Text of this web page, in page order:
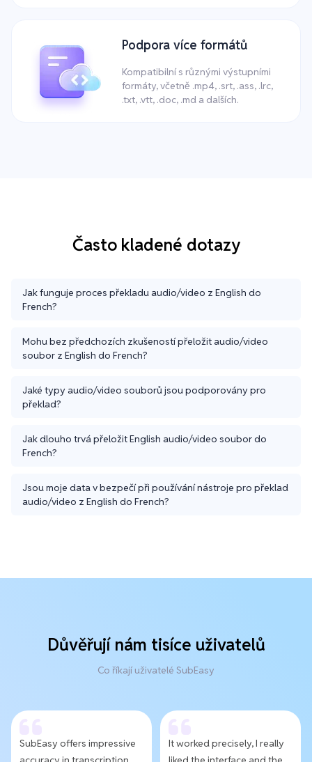
Podpora více formátů
Kompatibilní s různými výstupními
formáty, včetně .mp4, .srt, .ass, .lrc,
.txt, .vtt, .doc, .md a dalších.
Často kladené dotazy
Jak funguje proces překladu audio/video z English do
French?
Mohu bez předchozích zkušeností přeložit audio/video
soubor z English do French?
Jaké typy audio/video souborů jsou podporovány pro
překlad?
Jak dlouho trvá přeložit English audio/video soubor do
French?
Jsou moje data v bezpečí při používání nástroje pro překlad
audio/video z English do French?
Důvěřují nám tisíce uživatelů
Co říkají uživatelé SubEasy
SubEasy offers impressive
It worked precisely, I really